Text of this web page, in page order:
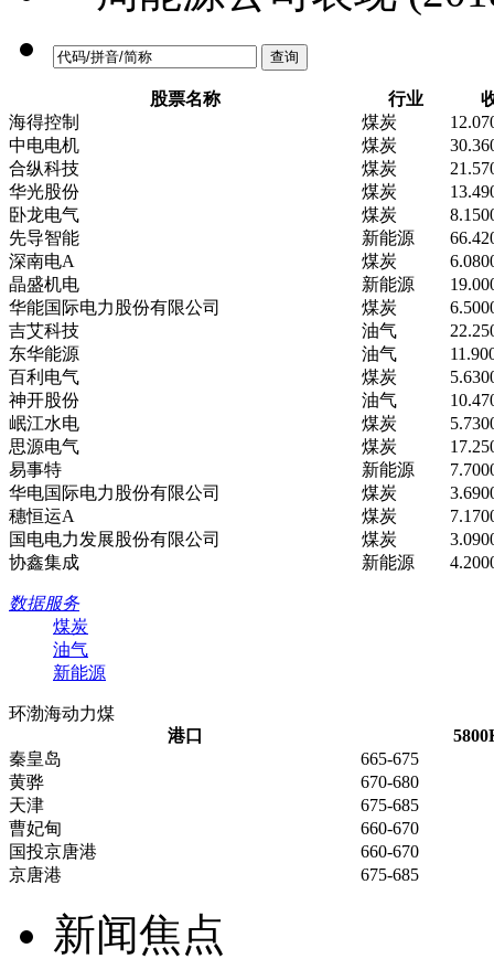
股票名称 行业
海得控制
煤炭
中电电机
煤炭
合纵科技
煤炭
华光股份
煤炭
卧龙电气
煤炭
先导智能
新能源
深南电A
煤炭
晶盛机电
新能源
华能国际电力股份有限公司
煤炭
吉艾科技
油气
东华能源
油气
百利电气
煤炭
神开股份
油气
岷江水电
煤炭
思源电气
煤炭
易事特
新能源
华电国际电力股份有限公司
煤炭
穗恒运A
煤炭
国电电力发展股份有限公司
煤炭
协鑫集成
新能源
数据服务
煤炭
油气
新能源
环渤海动力煤
港口
秦皇岛
665-675
黄骅
670-680
天津
675-685
曹妃甸
660-670
国投京唐港
660-670
京唐港
675-685
新闻焦点